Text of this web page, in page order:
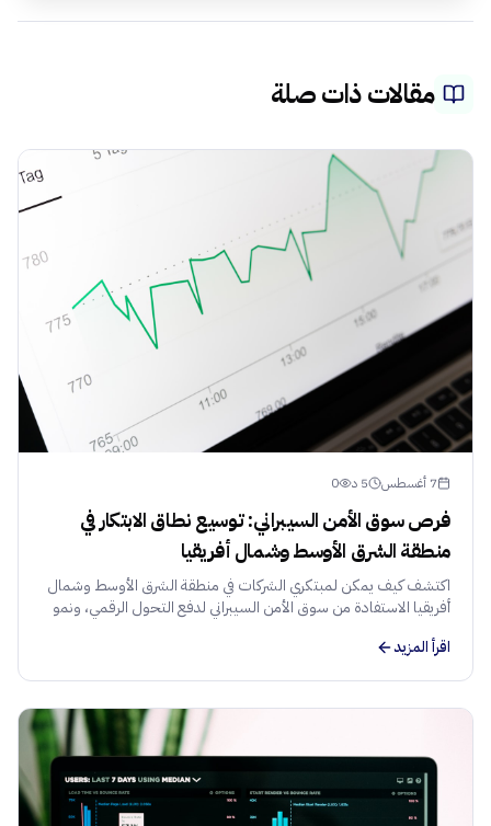
مقالات ذات صلة
7 أغسطس 5 د 0
فرص سوق الأمن السيبراني: توسيع نطاق الابتكار في
منطقة الشرق الأوسط وشمال أفريقيا
اكتشف كيف يمكن لمبتكري الشركات في منطقة الشرق الأوسط وشمال
أفريقيا الاستفادة من سوق الأمن السيبراني لدفع التحول الرقمي، ونمو
اقرأ المزيد